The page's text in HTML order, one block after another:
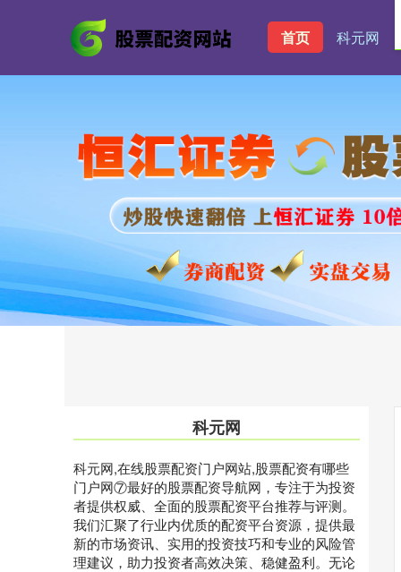
首页 科元网
科元网
科元网,在线股票配资门户网站,股票配资有哪些
门户网⑦最好的股票配资导航网，专注于为投资
者提供权威、全面的股票配资平台推荐与评测。
我们汇聚了行业内优质的配资平台资源，提供最
新的市场资讯、实用的投资技巧和专业的风险管
理建议，助力投资者高效决策、稳健盈利。无论